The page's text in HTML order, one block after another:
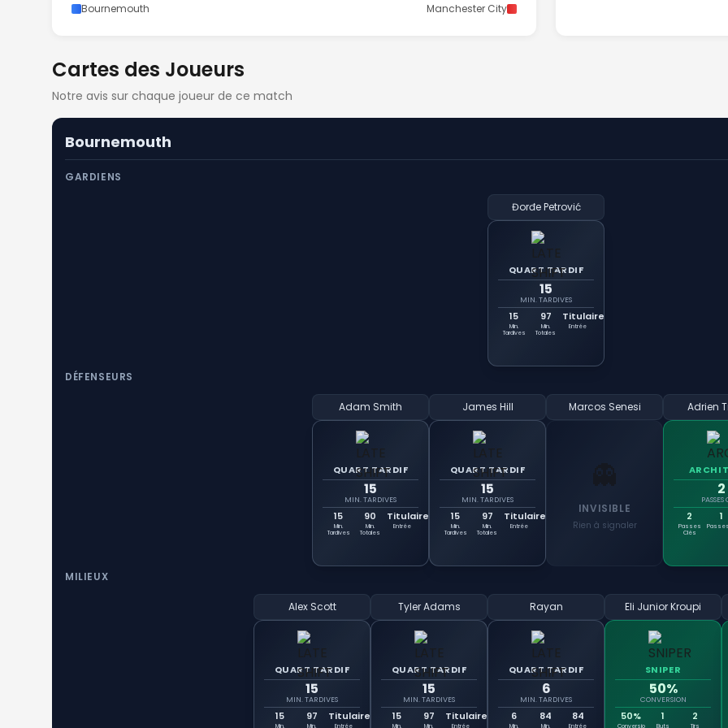
Bournemouth Manchester City
Cartes des Joueurs
Notre avis sur chaque joueur de ce match
Bournemouth
GARDIENS
Đorđe Petrović
QUART TARDIF
15
MIN. TARDIVES
15
Min.
Tardives
97
Min.
Totales
Titulaire
Entrée
DÉFENSEURS
Adam Smith
QUART TARDIF
15
MIN. TARDIVES
15
Min.
Tardives
90
Min.
Totales
Titulaire
Entrée
James Hill
QUART TARDIF
15
MIN. TARDIVES
15
Min.
Tardives
97
Min.
Totales
Titulaire
Entrée
Marcos Senesi
INVISIBLE
Rien à signaler
Adrien
2
PASSES
2
Passes
Clés
1
MILIEUX
Alex Scott
QUART TARDIF
15
MIN. TARDIVES
15
Min.
97
Min.
Titulaire
Entrée
Tyler Adams
QUART TARDIF
15
MIN. TARDIVES
15
Min.
97
Min.
Titulaire
Entrée
Rayan
QUART TARDIF
6
MIN. TARDIVES
6
Min.
84
Min.
84
Entrée
Eli Junior Kroupi
SNIPER
50%
CONVERSION
50%
Conversio
1
Buts
2
Tirs